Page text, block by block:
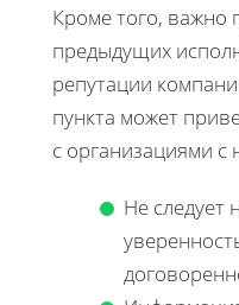
Кроме того, важно
предыдущих
репутации
пункта может
с организациями
Не